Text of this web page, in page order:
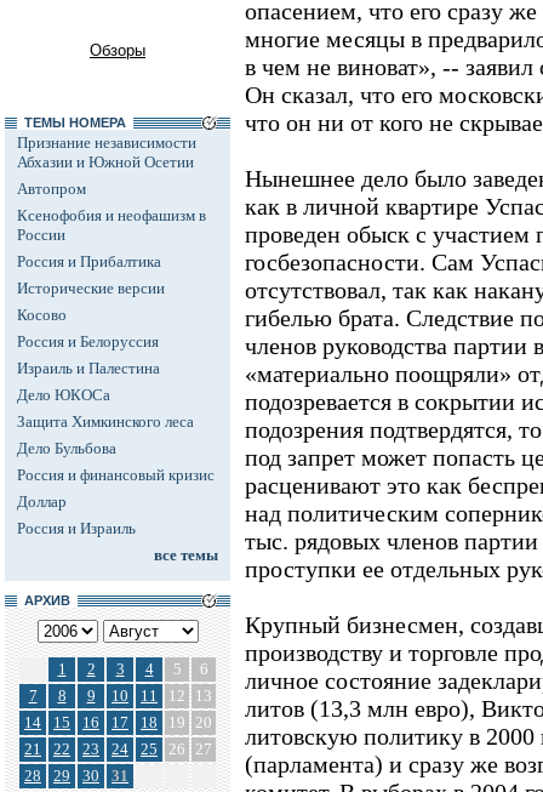
Обзоры
ТЕМЫ НОМЕРА
Признание независимости
Абхазии и Южной Осетии
Автопром
Ксенофобия и неофашизм в
России
Россия и Прибалтика
Исторические версии
Косово
Россия и Белоруссия
Израиль и Палестина
Дело ЮКОСа
Защита Химкинского леса
Дело Бульбова
Россия и финансовый кризис
Доллар
Россия и Израиль
все темы
АРХИВ
1 2 3 4 5
6
7
8 9 10 11 12
13
14
15 16 17 18 19 20
21
22 23 24 25 26 27
28
29 30 31
опасением, что его сразу
многие месяцы в
в чем не виноват», --
Он сказал, что его
что он ни от кого не
Нынешнее дело было
как в личной квартире
проведен обыск с участием
госбезопасности. Сам
отсутствовал, так как
гибелью брата. Следствие
членов руководства
«материально поощряли»
подозревается в сокрытии
подозрения подтвердятся,
под запрет может попасть
расценивают это как
над политическим
тыс. рядовых членов
проступки ее отдельных
Крупный бизнесмен,
производству и торговле
личное состояние
литов (13,3 млн евро),
литовскую политику в 2000
(парламента) и сразу же